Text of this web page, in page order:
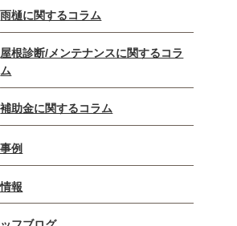
雨樋に関するコラム
屋根診断/メンテナンスに関するコラ
ム
補助金に関するコラム
例
報